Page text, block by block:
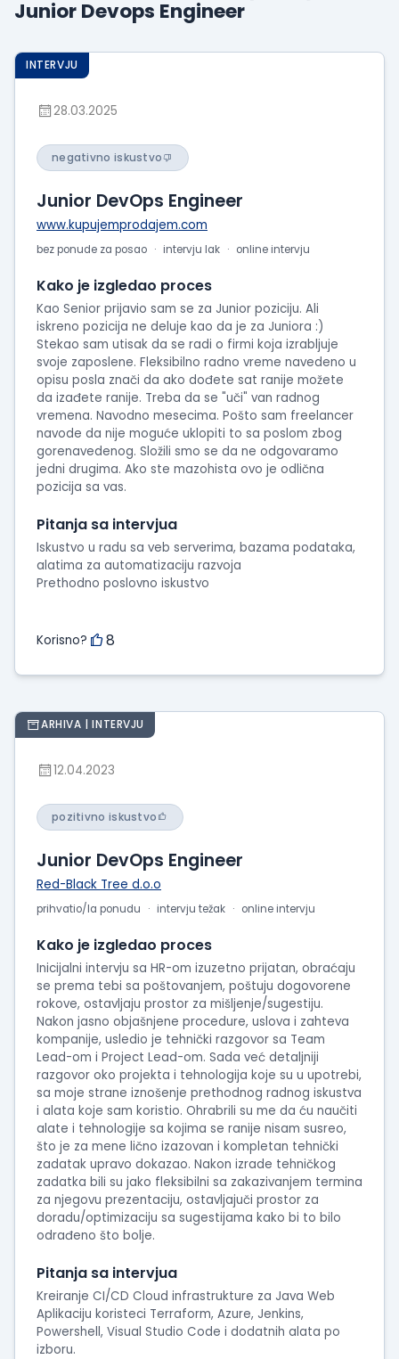
Prikaži
o
radu
Prikaži
intervjua
Junior Devops Engineer
INTERVJU
28.03.2025
negativno iskustvo
Junior DevOps Engineer
www.kupujemprodajem.com
bez ponude za posao intervju lak online intervju
Kako je izgledao proces
Kao Senior prijavio sam se za Junior poziciju. Ali
iskreno pozicija ne deluje kao da je za Juniora :)
Stekao sam utisak da se radi o firmi koja izrabljuje
svoje zaposlene. Fleksibilno radno vreme navedeno u
opisu posla znači da ako dođete sat ranije možete
da izađete ranije. Treba da se "uči" van radnog
vremena. Navodno mesecima. Pošto sam freelancer
navode da nije moguće uklopiti to sa poslom zbog
gorenavedenog. Složili smo se da ne odgovaramo
jedni drugima. Ako ste mazohista ovo je odlična
pozicija sa vas.
Pitanja sa intervjua
Iskustvo u radu sa veb serverima, bazama podataka,
alatima za automatizaciju razvoja
Prethodno poslovno iskustvo
Korisno? 8
ARHIVA | INTERVJU
12.04.2023
pozitivno iskustvo
Junior DevOps Engineer
Red-Black Tree d.o.o
prihvatio/la ponudu intervju težak online intervju
Kako je izgledao proces
Inicijalni intervju sa HR-om izuzetno prijatan, obraćaju
se prema tebi sa poštovanjem, poštuju dogovorene
rokove, ostavljaju prostor za mišljenje/sugestiju.
Nakon jasno objašnjene procedure, uslova i zahteva
kompanije, usledio je tehnički razgovor sa Team
Lead-om i Project Lead-om. Sada već detaljniji
razgovor oko projekta i tehnologija koje su u upotrebi,
sa moje strane iznošenje prethodnog radnog iskustva
i alata koje sam koristio. Ohrabrili su me da ću naučiti
alate i tehnologije sa kojima se ranije nisam susreo,
što je za mene lično izazovan i kompletan tehnički
zadatak upravo dokazao. Nakon izrade tehničkog
zadatka bili su jako fleksibilni sa zakazivanjem termina
za njegovu prezentaciju, ostavljajuči prostor za
doradu/optimizaciju sa sugestijama kako bi to bilo
odrađeno što bolje.
Pitanja sa intervjua
Kreiranje CI/CD Cloud infrastrukture za Java Web
Aplikaciju koristeci Terraform, Azure, Jenkins,
Powershell, Visual Studio Code i dodatnih alata po
izboru.